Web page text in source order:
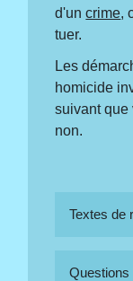
d'uncrime,
tuer.
Les
homicide
suivant que
non.
Textes de
Questions